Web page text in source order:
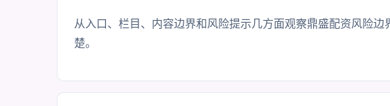
从入口、栏目、内容边界和风险提示几方面观察鼎盛配资风险边
楚。